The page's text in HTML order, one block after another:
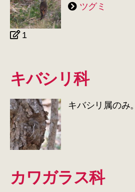
ツグミ
1
キバシリ科
キバシリ属のみ。
カワガラス科